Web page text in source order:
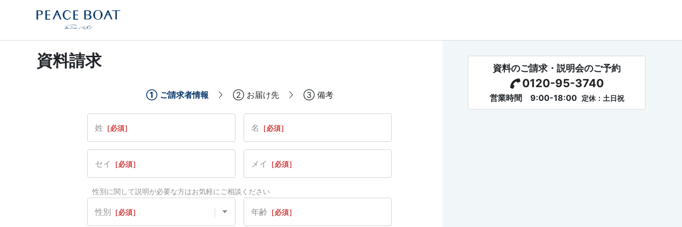
資料請求 資料のご請求・説明会のご予約
0120-95-3740
営業時間 9:00-18:00 定休：土日祝
① ご請求者情報 ② お届け先 ③ 備考
姓 ［必須］ 名 ［必須］
セイ ［必須］ メイ ［必須］
性別に関して説明が必要な方はお気軽にご相談ください
性別 ［必須］ 年齢 ［必須］